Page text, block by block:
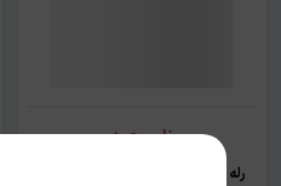
نا موجود
رله کمپرسور ACC